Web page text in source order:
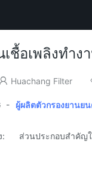
ชื้อเพลิงทำง
Huachang Filter
- ผู้ผลิตตัวกรองยานย
ง: ส่วนประกอบสำคัญใ